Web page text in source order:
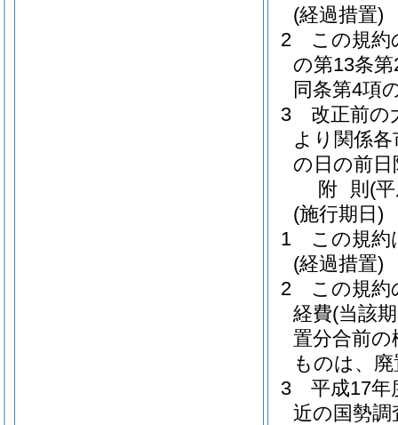
(経過措置)
2
この規約
の第13条
同条第4項
3
改正前の
より関係
の日の前
附 則 (
(施行期日)
1
この規約
(経過措置)
2
この規約
経費(当該
置分合前の
ものは、
3
平成17
近の国勢